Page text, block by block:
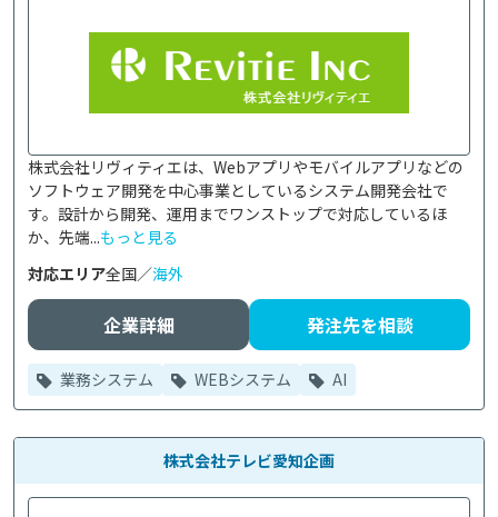
株式会社リヴィティエは、Webアプリやモバイルアプリなどの
ソフトウェア開発を中心事業としているシステム開発会社で
す。設計から開発、運用までワンストップで対応しているほ
か、先端...もっと見る
対応エリア全国／海外
企業詳細 発注先を相談
業務システム WEBシステム AI
株式会社テレビ愛知企画